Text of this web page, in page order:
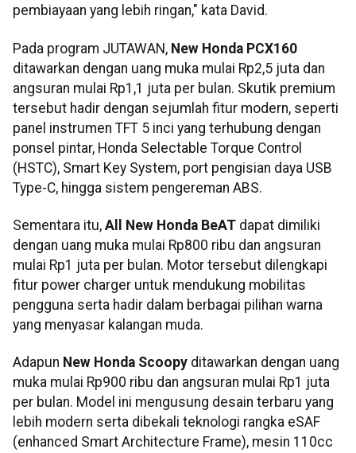
pembiayaan yang lebih ringan," kata David.
Pada program JUTAWAN, New Honda PCX160
ditawarkan dengan uang muka mulai Rp2,5 juta dan
angsuran mulai Rp1,1 juta per bulan. Skutik premium
tersebut hadir dengan sejumlah fitur modern, seperti
panel instrumen TFT 5 inci yang terhubung dengan
ponsel pintar, Honda Selectable Torque Control
(HSTC), Smart Key System, port pengisian daya USB
Type-C, hingga sistem pengereman ABS.
Sementara itu, All New Honda BeAT dapat dimiliki
dengan uang muka mulai Rp800 ribu dan angsuran
mulai Rp1 juta per bulan. Motor tersebut dilengkapi
fitur power charger untuk mendukung mobilitas
pengguna serta hadir dalam berbagai pilihan warna
yang menyasar kalangan muda.
Adapun New Honda Scoopy ditawarkan dengan uang
muka mulai Rp900 ribu dan angsuran mulai Rp1 juta
per bulan. Model ini mengusung desain terbaru yang
lebih modern serta dibekali teknologi rangka eSAF
(enhanced Smart Architecture Frame), mesin 110cc